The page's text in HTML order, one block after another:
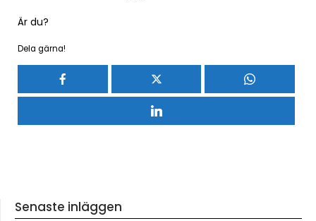
Är du?
Dela gärna!
Senaste inläggen